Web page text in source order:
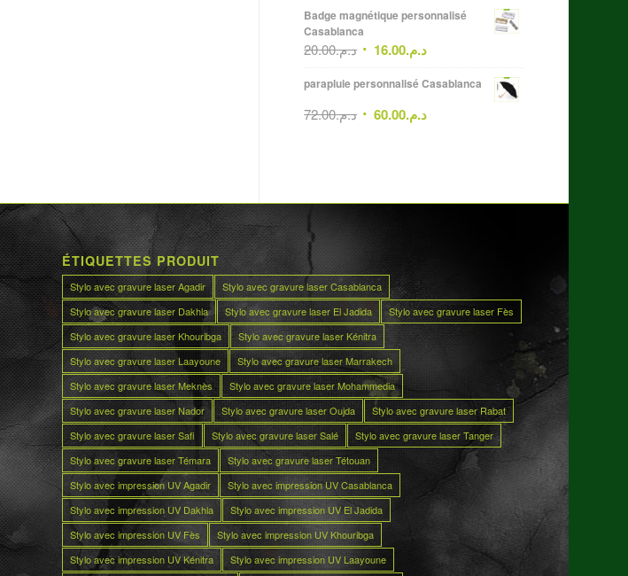
Badge magnétique personnalisé
Casablanca
د.م.20.00 د.م.16.00
parapluie personnalisé Casablanca
د.م.72.00 د.م.60.00
ÉTIQUETTES PRODUIT
Stylo avec gravure laser Agadir
Stylo avec gravure laser Casablanca
Stylo avec gravure laser Dakhla
Stylo avec gravure laser El Jadida
Stylo avec gravure laser Fès
Stylo avec gravure laser Khouribga
Stylo avec gravure laser Kénitra
Stylo avec gravure laser Laayoune
Stylo avec gravure laser Marrakech
Stylo avec gravure laser Meknès
Stylo avec gravure laser Mohammedia
Stylo avec gravure laser Nador
Stylo avec gravure laser Oujda
Stylo avec gravure laser Rabat
Stylo avec gravure laser Safi
Stylo avec gravure laser Salé
Stylo avec gravure laser Tanger
Stylo avec gravure laser Témara
Stylo avec gravure laser Tétouan
Stylo avec impression UV Agadir
Stylo avec impression UV Casablanca
Stylo avec impression UV Dakhla
Stylo avec impression UV El Jadida
Stylo avec impression UV Fès
Stylo avec impression UV Khouribga
Stylo avec impression UV Kénitra
Stylo avec impression UV Laayoune